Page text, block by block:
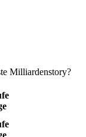
Milliardenstory?